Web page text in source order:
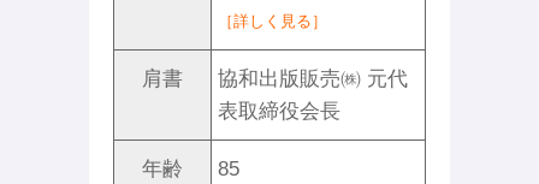
［詳しく見る］
肩書
協和出版販売㈱ 元代
表取締役会⻑
年齢 85